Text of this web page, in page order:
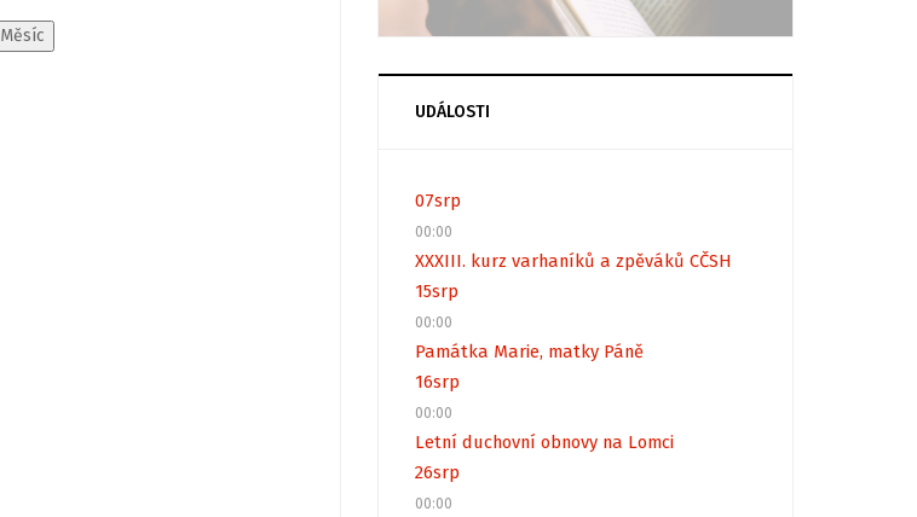
Měsíc
UDÁLOSTI
07srp
00:00
XXXIII. kurz varhaníků a zpěváků CČSH
15srp
00:00
Památka Marie, matky Páně
16srp
00:00
Letní duchovní obnovy na Lomci
26srp
00:00